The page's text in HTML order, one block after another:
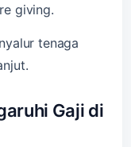
giving.
tenaga
Gaji di